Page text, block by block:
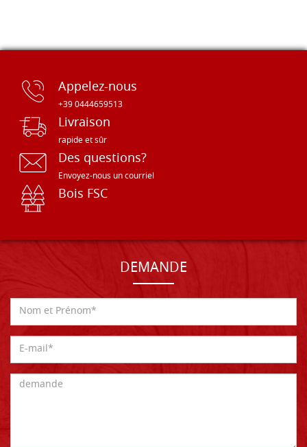
Appelez-nous
+39 0444659513
Livraison
rapide et sûr
Des questions?
Envoyez-nous un courriel
Bois FSC
DEMANDE